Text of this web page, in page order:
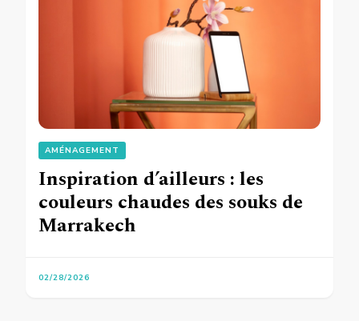
AMÉNAGEMENT
Inspiration d’ailleurs : les
couleurs chaudes des souks de
Marrakech
02/28/2026